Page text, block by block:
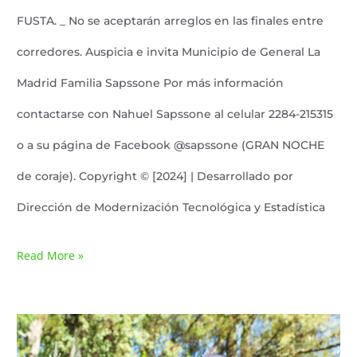
FUSTA. _ No se aceptarán arreglos en las finales entre
corredores. Auspicia e invita Municipio de General La
Madrid Familia Sapssone Por más información
contactarse con Nahuel Sapssone al celular 2284-215315
o a su página de Facebook @sapssone (GRAN NOCHE
de coraje). Copyright © [2024] | Desarrollado por
Dirección de Modernización Tecnológica y Estadística
Read More »
Con